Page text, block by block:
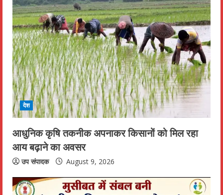
R
e
a
d
i
n
g
देश
आधुनिक कृषि तकनीक अपनाकर किसानों को मिल रहा
आय बढ़ाने का अवसर
उप संपादक August 9, 2026